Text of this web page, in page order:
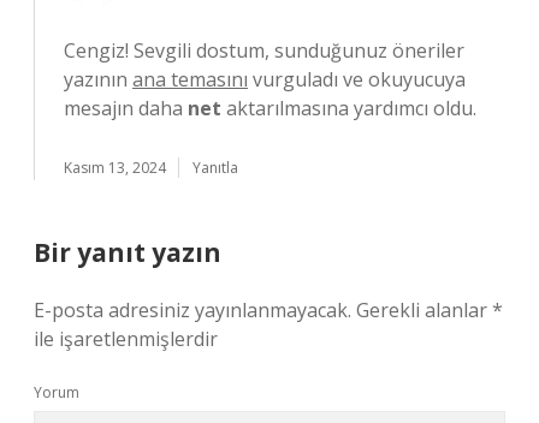
Cengiz! Sevgili dostum, sunduğunuz öneriler
yazının ana temasını vurguladı ve okuyucuya
mesajın daha net aktarılmasına yardımcı oldu.
Kasım 13, 2024 Yanıtla
Bir yanıt yazın
E-posta adresiniz yayınlanmayacak. Gerekli alanlar*
ile işaretlenmişlerdir
Yorum